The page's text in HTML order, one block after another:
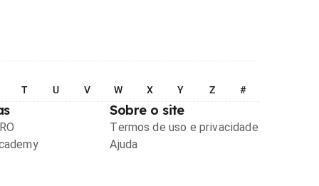
T U V W X Y Z #
Sobre o site
Termos de uso e privacidade
Ajuda